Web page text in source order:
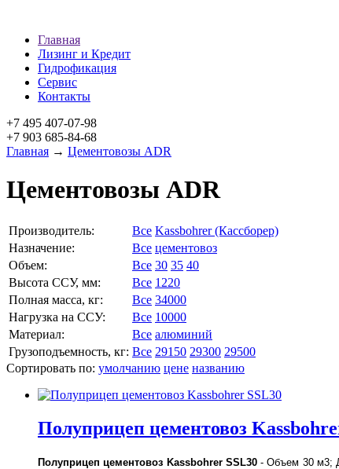
Главная
Лизинг и Кредит
Гидрофикация
Сервис
Контакты
+7 495 407-07-98
+7 903 685-84-68
Главная → Цементовозы ADR
Цементовозы ADR
Производитель: Все Kassbohrer (Кассборер)
Назначение:
Все цементовоз
Объем:
Все 30 35 40
Высота ССУ, мм:
Все 1220
Полная масса, кг:
Все 34000
Нагрузка на ССУ:
Все 10000
Материал:
Все алюминий
Грузоподъемность, кг: Все 29150 29300 29500
Сортировать по: умолчанию цене названию
Полуприцеп цементовоз
Полуприцеп цементовоз Kassbohrer SSL30- Объем 30 м3; Д